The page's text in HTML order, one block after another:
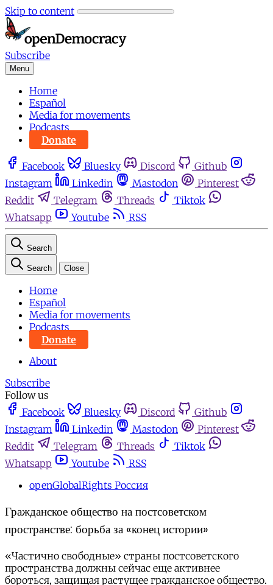
Skip to content
Subscribe
Menu
Home
Español
Media for movements
Podcasts
Donate
Facebook Bluesky Discord
Github
Instagram
Linkedin Mastodon
Pinterest
Reddit
Telegram Threads
Tiktok
Whatsapp
Youtube RSS
Search
Search Close
Home
Español
Media for movements
Podcasts
Donate
About
Subscribe
Follow us
Facebook
Bluesky Discord
Github
Instagram
Linkedin Mastodon
Pinterest
Reddit
Telegram Threads
Tiktok
Whatsapp
Youtube
RSS
openGlobalRights Россия
Гражданское общество на постсоветском
пространстве: борьба за «конец истории»
«Частично свободные» страны постсоветского
пространства должны сейчас еще активнее
бороться, защищая растущее гражданское общество.